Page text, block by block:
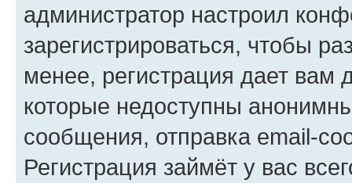
администратор настроил
зарегистрироваться, чтобы
менее, регистрация дает вам
которые недоступны
сообщения, отправка email-
Регистрация займёт у вас